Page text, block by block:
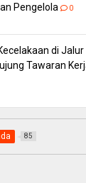
Pengelola
0
di Jalur
Tawaran
85